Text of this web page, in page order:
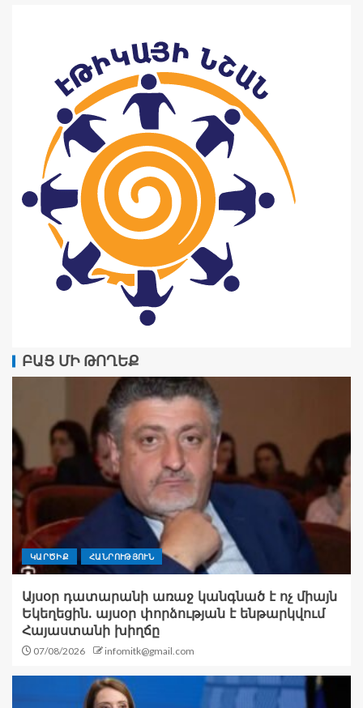
ԲԱՑ ՄԻ ԹՈՂԵՔ
ԿԱՐԾԻՔ ՀԱՆՐՈՒԹՅՈՒՆ
Այսօր դատարանի առաջ կանգնած է ոչ միայն
Եկեղեցին. այսօր փորձության է ենթարկվում
Հայաստանի խիղճը
07/08/2026 infomitk@gmail.com